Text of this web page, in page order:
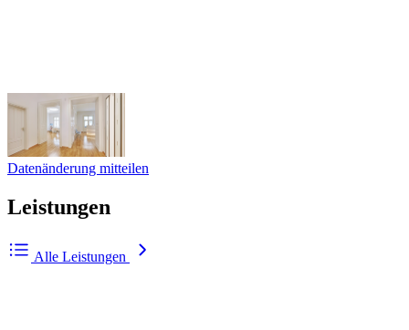
Datenänderung mitteilen
Leistungen
Alle Leistungen